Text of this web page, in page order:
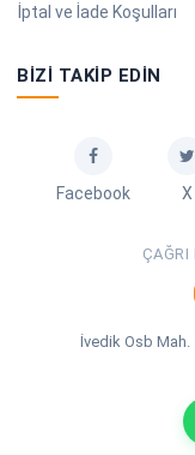
İptal ve İade Koşulları
BIZI TAKIP EDIN
Facebook X
İvedik Osb Mah.